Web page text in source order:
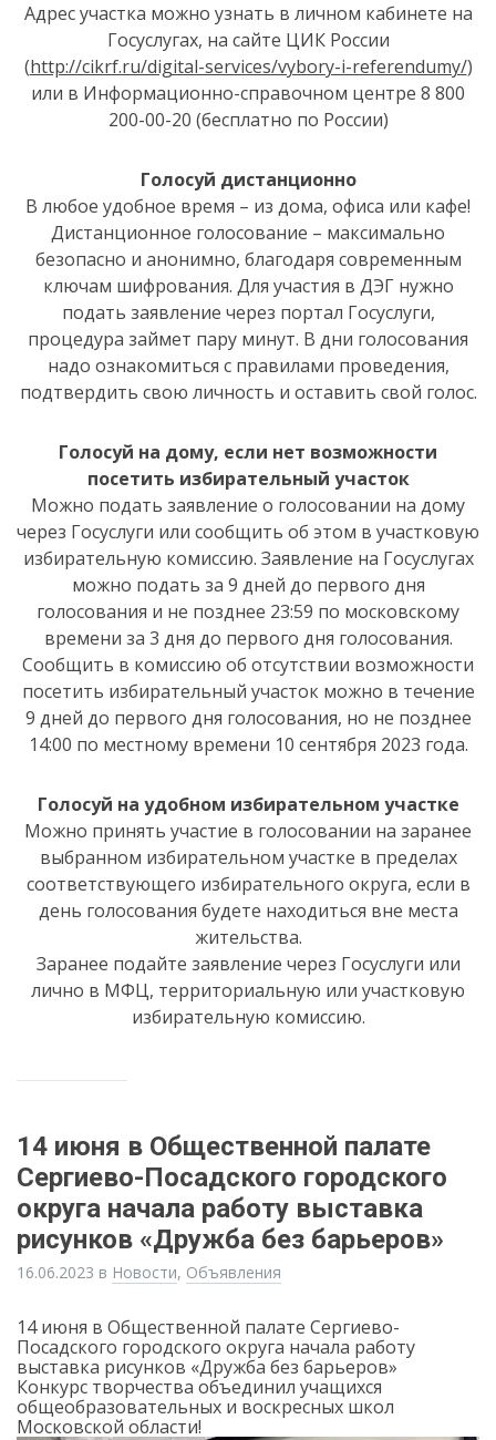
Адрес участка можно узнать в личном кабинете на
Госуслугах, на сайте ЦИК России
(http://cikrf.ru/digital-services/vybory-i-referendumy/)
или в Информационно-справочном центре 8 800
200-00-20 (бесплатно по России)
Голосуй дистанционно
В любое удобное время – из дома, офиса или кафе!
Дистанционное голосование – максимально
безопасно и анонимно, благодаря современным
ключам шифрования. Для участия в ДЭГ нужно
подать заявление через портал Госуслуги,
процедура займет пару минут. В дни голосования
надо ознакомиться с правилами проведения,
подтвердить свою личность и оставить свой голос.
Голосуй на дому, если нет возможности
посетить избирательный участок
Можно подать заявление о голосовании на дому
через Госуслуги или сообщить об этом в участковую
избирательную комиссию. Заявление на Госуслугах
можно подать за 9 дней до первого дня
голосования и не позднее 23:59 по московскому
времени за 3 дня до первого дня голосования.
Сообщить в комиссию об отсутствии возможности
посетить избирательный участок можно в течение
9 дней до первого дня голосования, но не позднее
14:00 по местному времени 10 сентября 2023 года.
Голосуй на удобном избирательном участке
Можно принять участие в голосовании на заранее
выбранном избирательном участке в пределах
соответствующего избирательного округа, если в
день голосования будете находиться вне места
жительства.
Заранее подайте заявление через Госуслуги или
лично в МФЦ, территориальную или участковую
избирательную комиссию.
14 июня в Общественной палате
Сергиево-Посадского городского
округа начала работу выставка
рисунков «Дружба без барьеров»
16.06.2023 в Новости, Объявления
14 июня в Общественной палате Сергиево-
Посадского городского округа начала работу
выставка рисунков «Дружба без барьеров»
Конкурс творчества объединил учащихся
общеобразовательных и воскресных школ
Московской области!